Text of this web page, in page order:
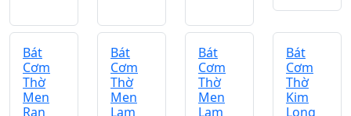
Bát
Cơm
Thờ
Men
Rạn
Bát
Cơm
Thờ
Men
Lam
Bát
Cơm
Thờ
Men
Lam
Bát
Cơm
Thờ
Kim
Long